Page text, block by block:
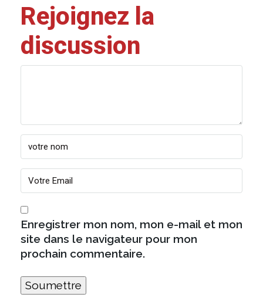
Rejoignez la
discussion
Enregistrer mon nom, mon e-mail et mon
site dans le navigateur pour mon
prochain commentaire.